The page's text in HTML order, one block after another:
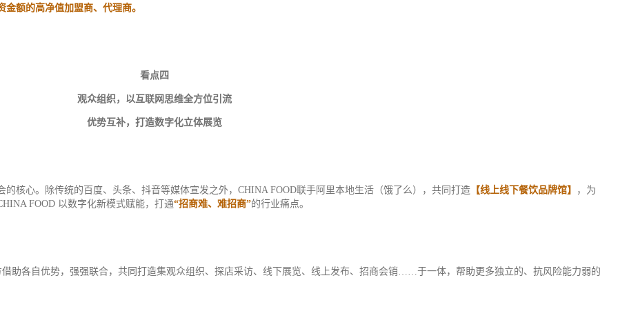
额的高净值加盟商、代理商。
看点四
观众组织，以互联网思维全方位引流
优势互补，打造数字化立体展览
核心。除传统的百度、头条、抖音等媒体宣发之外，CHINA FOOD联手阿里本地生活（饿了么），共同打造 【线上线下餐饮品牌馆】
，为
FOOD 以数字化新模式赋能，打通“招商难、难招商”的行业痛点。
助各自优势，强强联合，共同打造集观众组织、探店采访、线下展览、线上发布、招商会销……于一体，帮助更多独立的、抗风险能力弱的